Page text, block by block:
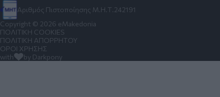
Αριθμός Πιστοποίησης Μ.Η.Τ.242191
Copyright © 2026 eMakedonia
ΠΟΛΙΤΙΚΗ COOKIES
ΠΟΛΙΤΙΚΗ ΑΠΟΡΡΗΤΟΥ
ΟΡΟΙ ΧΡΗΣΗΣ
with
by Darkpony